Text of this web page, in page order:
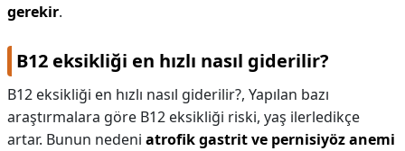
gerekir.
B12 eksikliği en hızlı nasıl giderilir?
B12 eksikliği en hızlı nasıl giderilir?, Yapılan bazı
araştırmalara göre B12 eksikliği riski, yaş ilerledikçe
artar. Bunun nedeni atrofik gastrit ve pernisiyöz anemi